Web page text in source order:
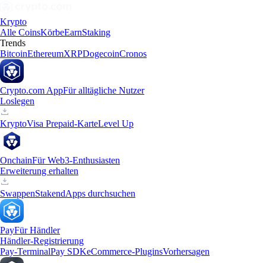
Krypto
Alle CoinsKörbeEarnStaking
Trends
BitcoinEthereumXRPDogecoinCronos
Crypto.com AppFür alltägliche Nutzer
Loslegen
KryptoVisa Prepaid-KarteLevel Up
OnchainFür Web3-Enthusiasten
Erweiterung erhalten
SwappenStakendApps durchsuchen
PayFür Händler
Händler-Registrierung
Pay-TerminalPay SDKeCommerce-PluginsVorhersagen